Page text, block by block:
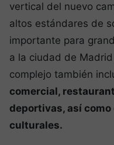
vertical del nuevo
altos estándares de
importante para
a la ciudad de
complejo también
comercial,
deportivas, así
culturales.